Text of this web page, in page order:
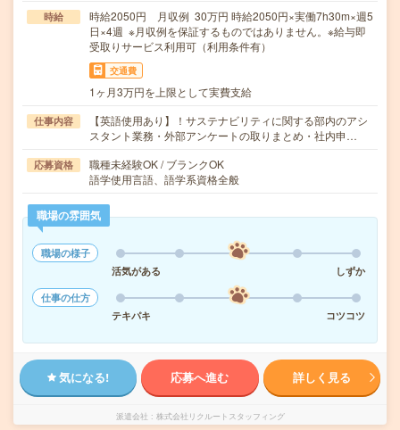
時給
時給2050円 月収例 30万円 時給2050円×実働7h30m×週5
日×4週 ※月収例を保証するものではありません。※給与即
受取りサービス利用可（利用条件有）
交通費
1ヶ月3万円を上限として実費支給
仕事内容
【英語使用あり】！サステナビリティに関する部内のアシ
スタント業務・外部アンケートの取りまとめ・社内申…
応募資格
職種未経験OK / ブランクOK
語学使用言語、語学系資格全般
職場の雰囲気
職場の様子
活気がある
しずか
仕事の仕方
テキパキ
コツコツ
気になる! 応募へ進む 詳しく見る
派遣会社 株式会社リクルートスタッフィング